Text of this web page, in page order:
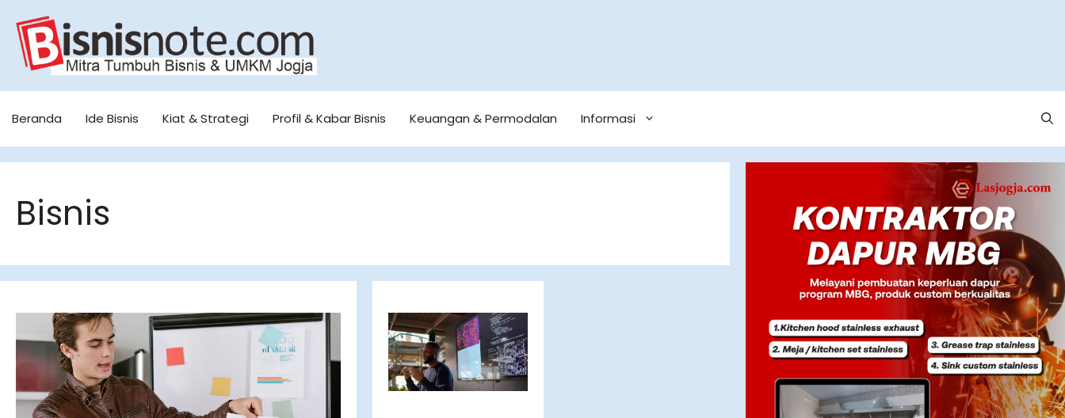
content
Beranda Ide Bisnis Kiat & Strategi Profil & Kabar Bisnis Keuangan & Permodalan Informasi
Bisnis